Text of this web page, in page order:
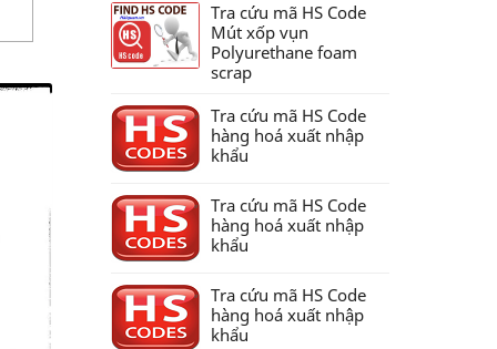
Tra cứu mã HS Code
Mút xốp vụn
Polyurethane foam
scrap
Tra cứu mã HS Code
hàng hoá xuất nhập
khẩu
Tra cứu mã HS Code
hàng hoá xuất nhập
khẩu
Tra cứu mã HS Code
hàng hoá xuất nhập
khẩu